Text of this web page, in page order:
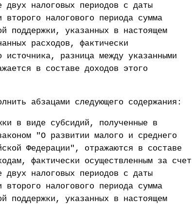
налоговых периодов с даты
налогового периода сумма
поддержки, указанных в настоящем
расходов, фактически
источника, разница между указанными
в составе доходов этого
абзацами следующего содержания:
в виде субсидий, полученные в
"О развитии малого и среднего
Федерации", отражаются в составе
фактически осуществленным за счет
налоговых периодов с даты
налогового периода сумма
поддержки, указанных в настоящем